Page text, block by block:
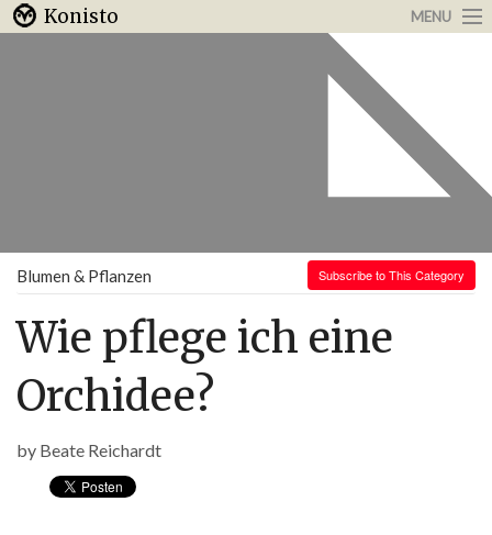
Konisto MENU
Blumen & Pflanzen Subscribe to This Category
Wie pflege ich eine
Orchidee?
by Beate Reichardt